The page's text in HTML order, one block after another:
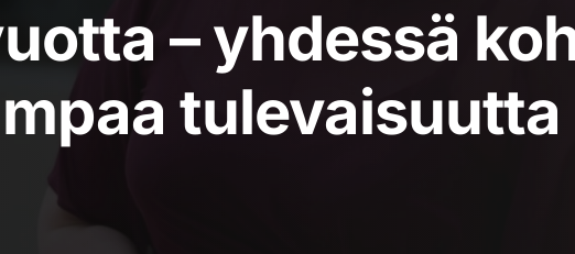
– yhdessä
tulevaisuutta